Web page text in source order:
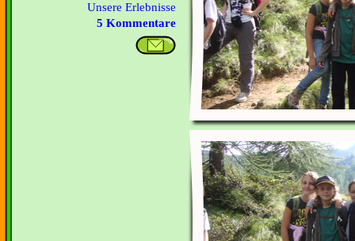
Unsere Erlebnisse
5 Kommentare